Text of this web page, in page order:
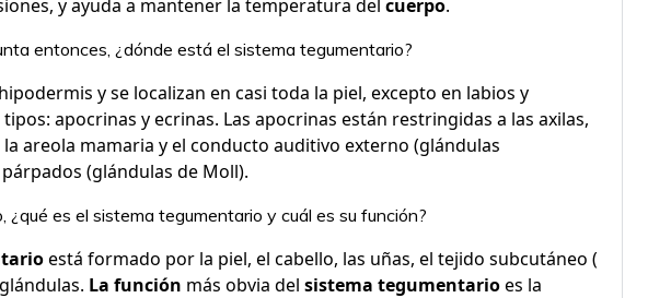
y ayuda a mantener la temperatura del cuerpo.
entonces, ¿dónde está el sistema tegumentario?
y se localizan en casi toda la piel, excepto en labios y
apocrinas y ecrinas. Las apocrinas están restringidas a las axilas,
areola mamaria y el conducto auditivo externo (glándulas
(glándulas de Moll).
¿qué es el sistema tegumentario y cuál es su función?
está formado por la piel, el cabello, las uñas, el tejido subcutáneo (
La función más obvia del sistema tegumentarioes la